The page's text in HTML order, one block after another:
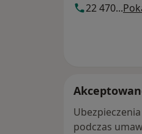
22 470...
podczas